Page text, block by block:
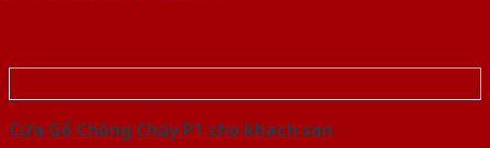
Cửa Gỗ Chống Cháy P1 cho khach san